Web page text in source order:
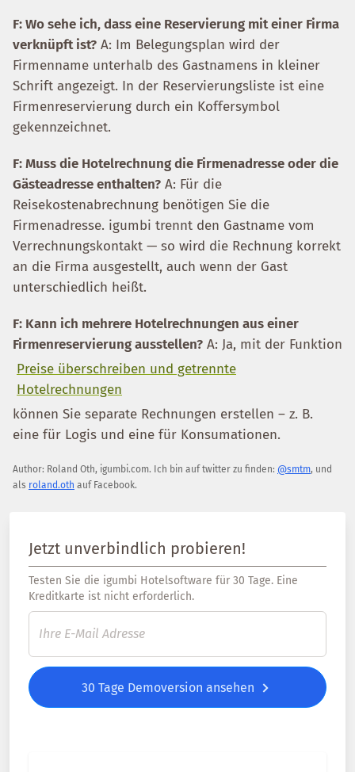
F: Wo sehe ich, dass eine Reservierung mit einer Firma
verknüpft ist? A: Im Belegungsplan wird der
Firmenname unterhalb des Gastnamens in kleiner
Schrift angezeigt. In der Reservierungsliste ist eine
Firmenreservierung durch ein Koffersymbol
gekennzeichnet.
F: Muss die Hotelrechnung die Firmenadresse oder die
Gästeadresse enthalten? A: Für die
Reisekostenabrechnung benötigen Sie die
Firmenadresse. igumbi trennt den Gastname vom
Verrechnungskontakt — so wird die Rechnung korrekt
an die Firma ausgestellt, auch wenn der Gast
unterschiedlich heißt.
F: Kann ich mehrere Hotelrechnungen aus einer
Firmenreservierung ausstellen? A: Ja, mit der Funktion
Preise überschreiben und getrennte
Hotelrechnungen
können Sie separate Rechnungen erstellen – z. B.
eine für Logis und eine für Konsumationen.
Author: Roland Oth, igumbi.com. Ich bin auf twitter zu finden: @smtm, und
als roland.oth auf Facebook.
Jetzt unverbindlich probieren!
Testen Sie die igumbi Hotelsoftware für 30 Tage. Eine
Kreditkarte ist nicht erforderlich.
30 Tage Demoversion ansehen